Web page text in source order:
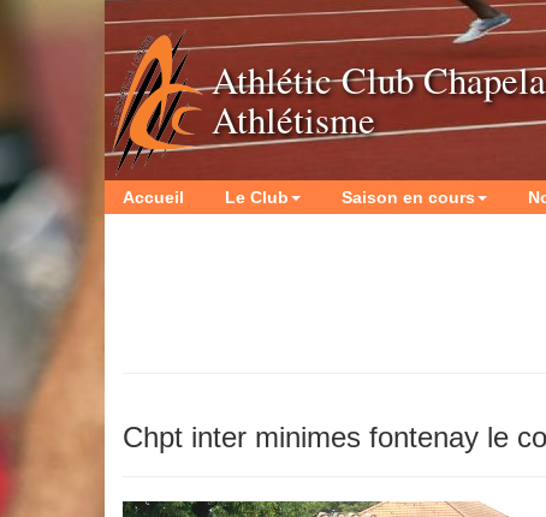
Athlétic Club
Athlétisme
Accueil Le Club Saison en cours
Chpt inter minimes fontenay le